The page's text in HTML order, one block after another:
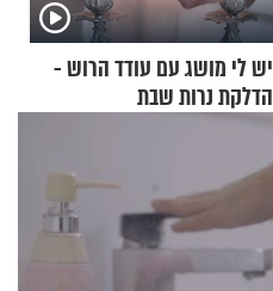
יש לי מושג עם עודד הרוש -
הדלקת נרות שבת